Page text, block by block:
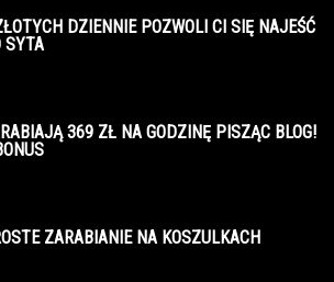
DZIENNIE POZWOLI CI SIĘ NAJEŚĆ
SYTA
369 ZŁ NA GODZINĘ PISZĄC BLOG!
ZARABIANIE NA KOSZULKACH